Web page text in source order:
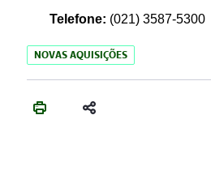
Telefone: (021) 3587-5300
NOVAS AQUISIÇÕES